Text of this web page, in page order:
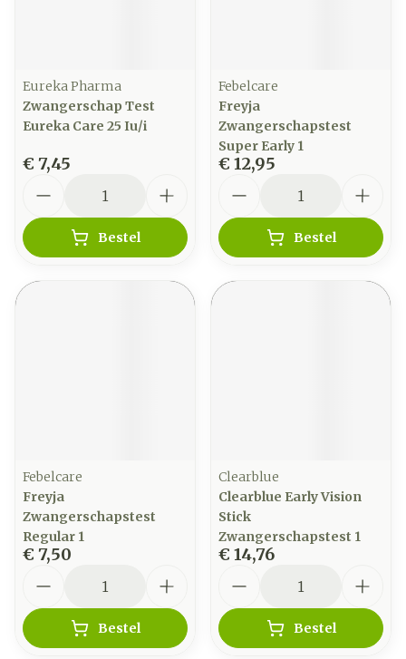
Eureka Pharma
Zwangerschap Test
Eureka Care 25 Iu/i
€ 7,45
Bestel
Febelcare
Freyja
Zwangerschapstest
Super Early 1
€ 12,95
Bestel
Febelcare
Freyja
Zwangerschapstest
Regular 1
€ 7,50
Bestel
Clearblue
Clearblue Early Vision
Stick
Zwangerschapstest 1
€ 14,76
Bestel